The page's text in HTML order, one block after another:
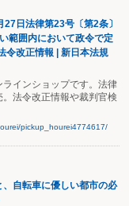
日法律第23号〔第2条〕
範囲内において政令で定
令改正情報 | 新日本法規
インショップです。法律
法令改正情報や裁判官検
pickup_hourei4774617/
自転車に優しい都市の必